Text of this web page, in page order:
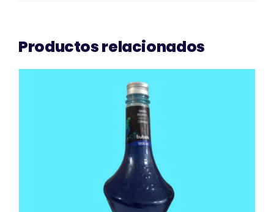
Productos relacionados
AÑADIR AL CARRITO / DETAILS